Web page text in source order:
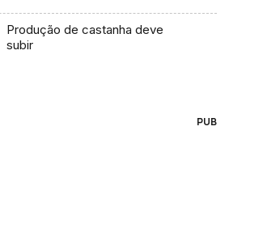
Produção de castanha deve
subir
PUB